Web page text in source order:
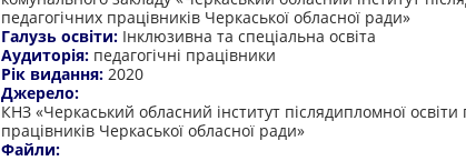
педагогічних працівників Черкаської обласної ради»
Галузь освіти: Інклюзивна та спеціальна освіта
Аудиторія: педагогічні працівники
Рік видання: 2020
Джерело:
КНЗ «Черкаський обласний інститут післядипломної освіти
працівників Черкаської обласної ради»
Файли: